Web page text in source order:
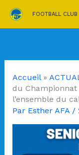
Aller
contenu
FOOTBALL
Accueil»
du
l’ensemble du
Par Esther AFA /